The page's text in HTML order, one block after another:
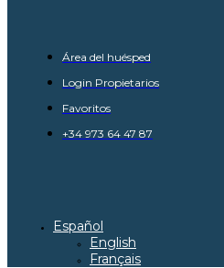
Área del huésped
Login Propietarios
Favoritos
+34 973 64 47 87
Español
English
Français